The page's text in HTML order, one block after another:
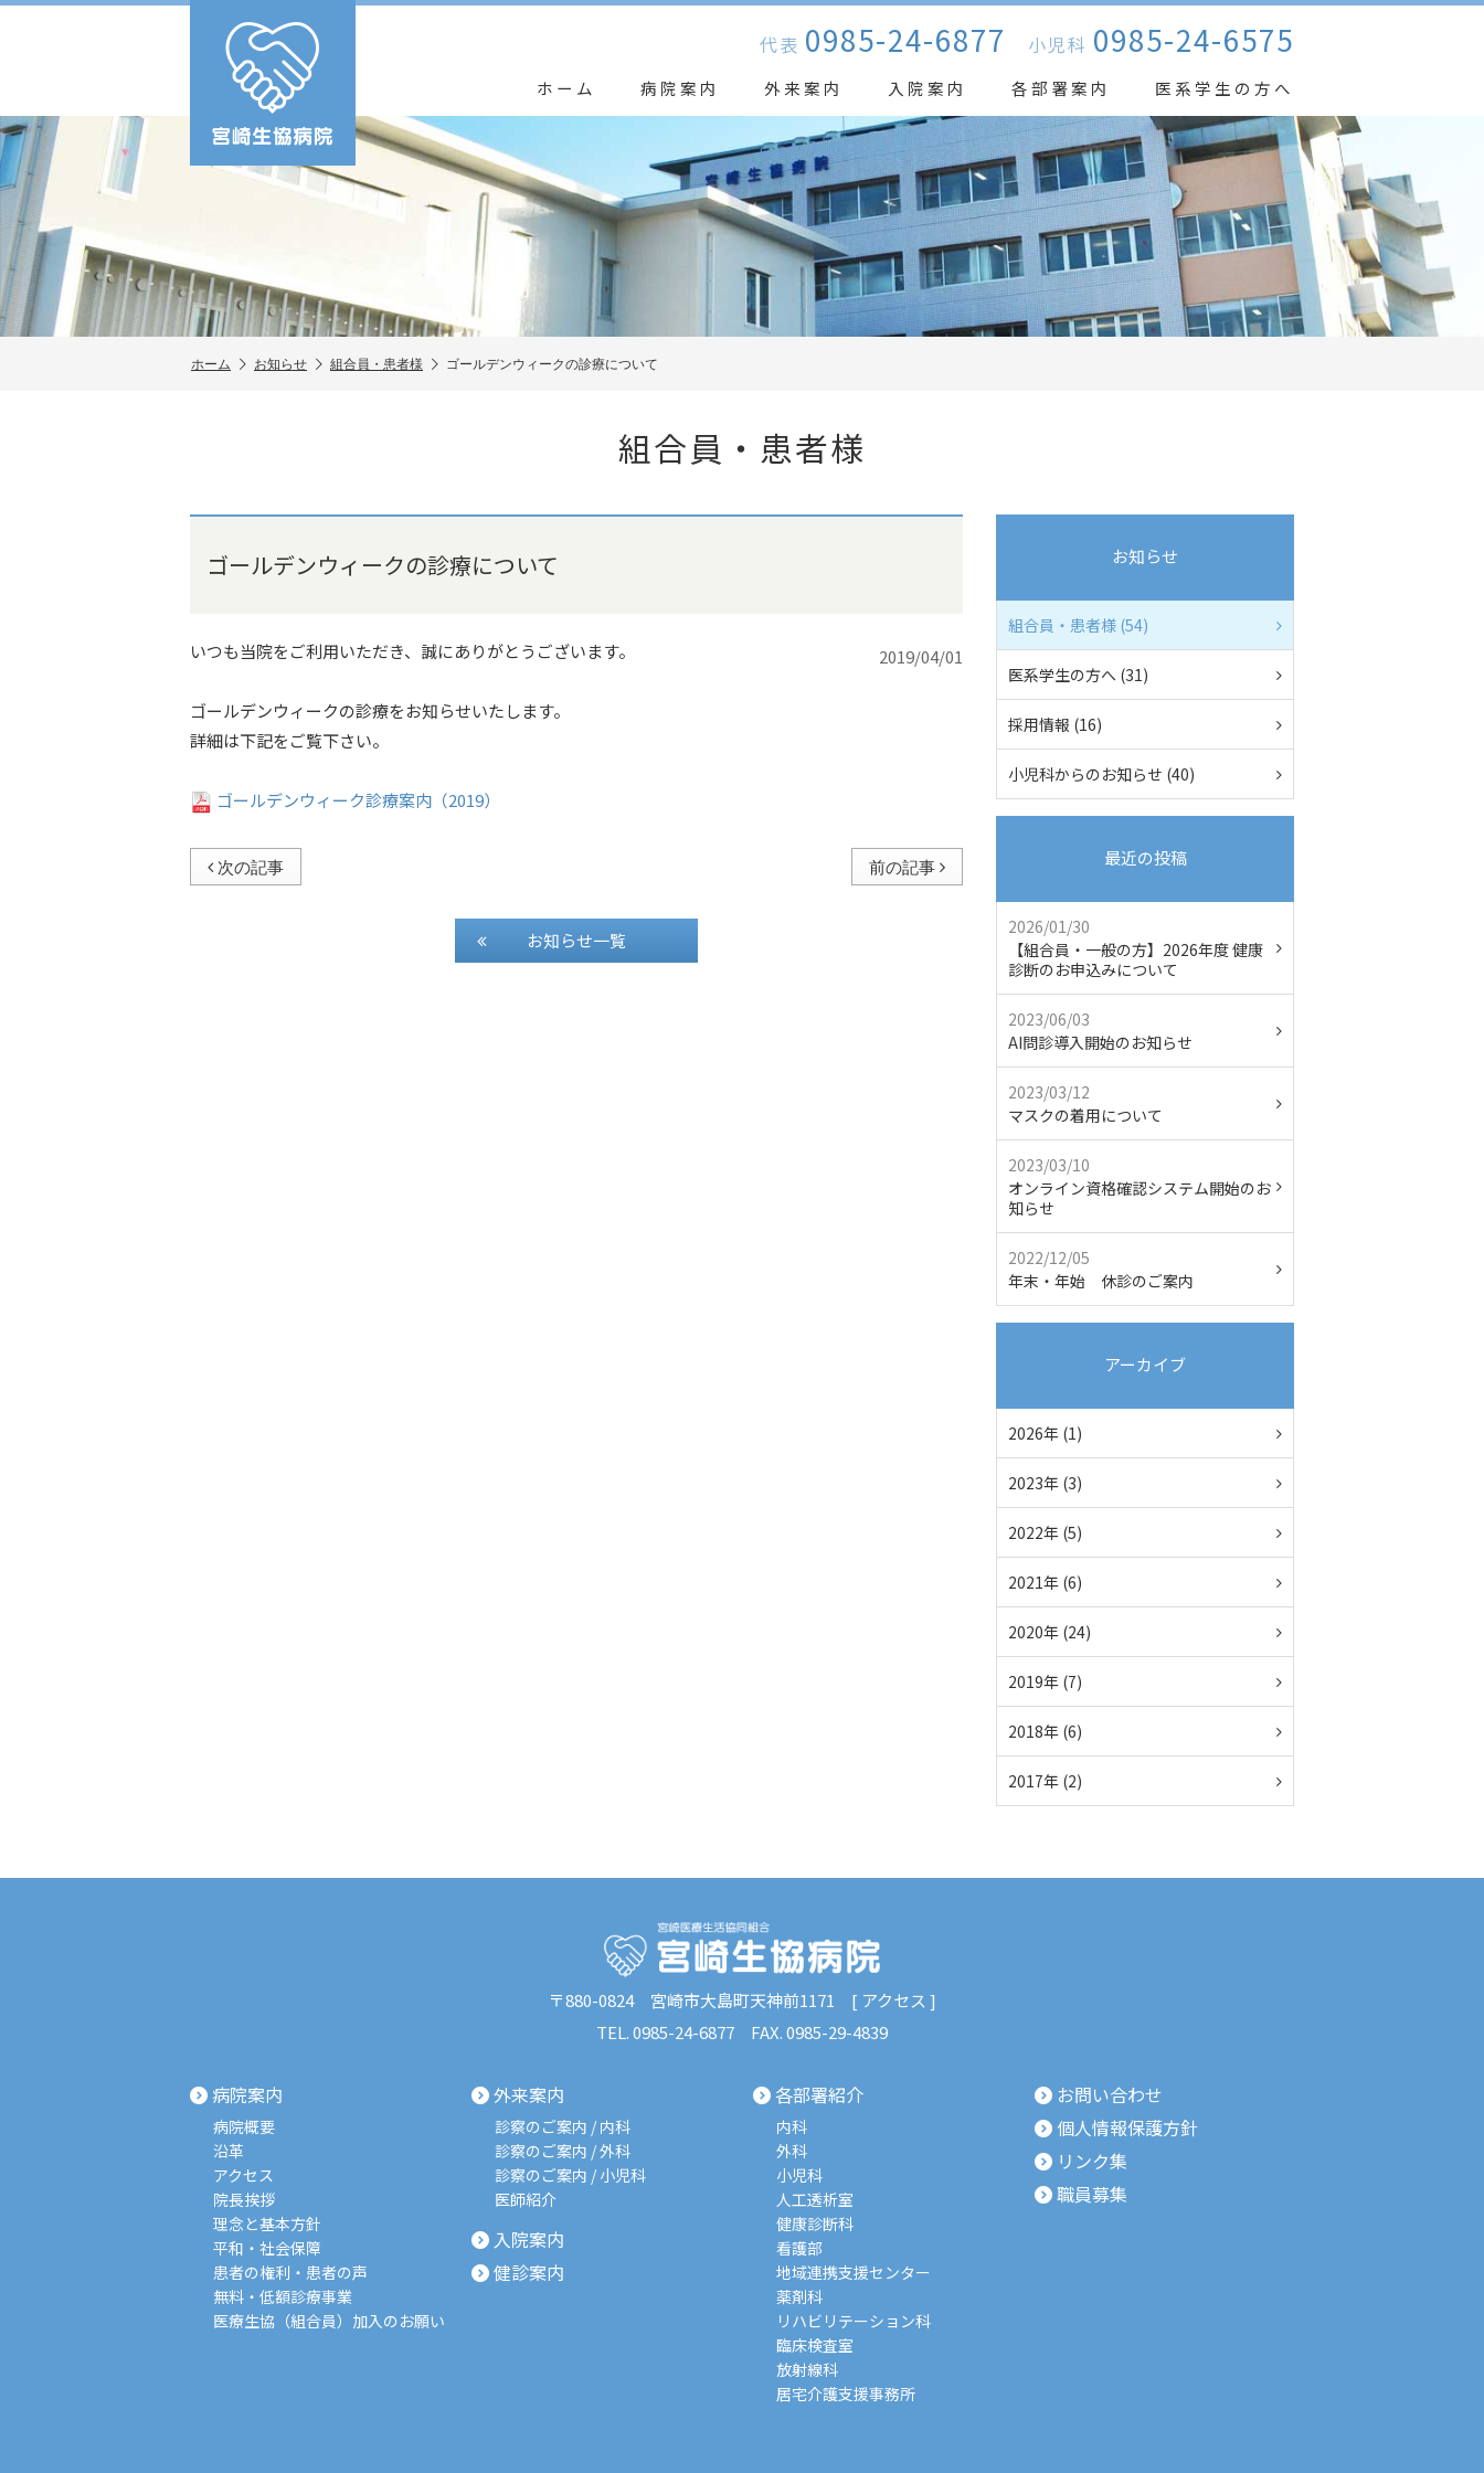
代表 0985-24-6877 小児科 0985-24-6575
ホーム 病院案内 外来案内 入院案内 各部署案内 医系学生の方へ
ホーム お知らせ 組合員・患者様 ゴールデンウィークの診療について
組合員・患者様
ゴールデンウィークの診療について
2019/04/01
いつも当院をご利用いただき、誠にありがとうございます。
ゴールデンウィークの診療をお知らせいたします。
詳細は下記をご覧下さい。
ゴールデンウィーク診療案内（2019）
次の記事 前の記事
お知らせ一覧
お知らせ
組合員・患者様 (54)
医系学生の方へ (31)
採用情報 (16)
小児科からのお知らせ (40)
最近の投稿
2026/01/30
【組合員・一般の方】2026年度 健康
診断のお申込みについて
2023/06/03
AI問診導入開始のお知らせ
2023/03/12
マスクの着用について
2023/03/10
オンライン資格確認システム開始のお
知らせ
2022/12/05
年末・年始 休診のご案内
アーカイブ
2026年 (1)
2023年 (3)
2022年 (5)
2021年 (6)
2020年 (24)
2019年 (7)
2018年 (6)
2017年 (2)
〒880-0824 宮崎市大島町天神前1171 [ アクセス ]
TEL.0985-24-6877 FAX. 0985-29-4839
病院案内
病院概要
沿革
アクセス
院長挨拶
理念と基本方針
平和・社会保障
患者の権利・患者の声
無料・低額診療事業
医療生協（組合員）加入のお願い
外来案内
診察のご案内 / 内科
診察のご案内 / 外科
診察のご案内 / 小児科
医師紹介
入院案内
健診案内
各部署紹介
内科
外科
小児科
人工透析室
健康診断科
看護部
地域連携支援センター
薬剤科
リハビリテーション科
臨床検査室
放射線科
居宅介護支援事務所
お問い合わせ
個人情報保護方針
リンク集
職員募集